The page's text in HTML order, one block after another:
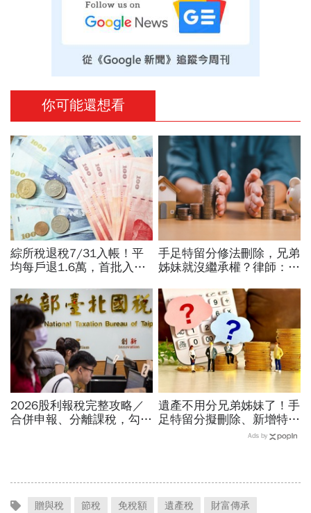
你可能還想看
綜所稅退稅7/31入帳！平
均每戶退1.6萬，首批入帳
3批次退稅時間一表看
手足特留分修法刪除，兄弟
姊妹就沒繼承權？律師：少
「特別貢獻」為何沒列入
2026股利報稅完整攻略／
合併申報、分離課稅，勾錯
遺產不用分兄弟姊妹了！手
足特留分擬刪除、新增特別
貢獻制度...單身族遺產自己
Ads by
贈與稅 節稅 免稅額 遺產稅 財富傳承